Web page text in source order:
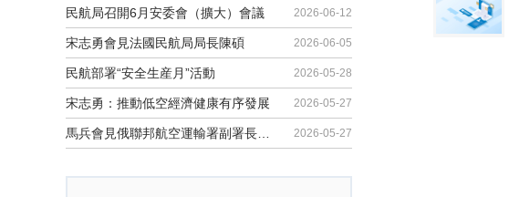
民航局召開6月安委會（擴大）會議 2026-06-12
宋志勇會見法國民航局局長陳碩 2026-06-05
民航部署“安全生産月”活動 2026-05-28
宋志勇：推動低空經濟健康有序發展 2026-05-27
2026-05-27